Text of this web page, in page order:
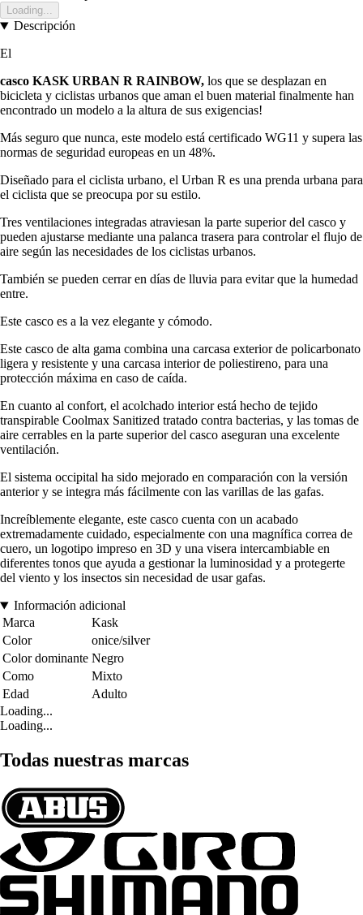
Loading...
Descripción
El
casco KASK URBAN R RAINBOW, los que se desplazan en
bicicleta y ciclistas urbanos que aman el buen material finalmente han
encontrado un modelo a la altura de sus exigencias!
Más seguro que nunca, este modelo está certificado WG11 y supera las
normas de seguridad europeas en un 48%.
Diseñado para el ciclista urbano, el Urban R es una prenda urbana para
el ciclista que se preocupa por su estilo.
Tres ventilaciones integradas atraviesan la parte superior del casco y
pueden ajustarse mediante una palanca trasera para controlar el flujo de
aire según las necesidades de los ciclistas urbanos.
También se pueden cerrar en días de lluvia para evitar que la humedad
entre.
Este casco es a la vez elegante y cómodo.
Este casco de alta gama combina una carcasa exterior de policarbonato
ligera y resistente y una carcasa interior de poliestireno, para una
protección máxima en caso de caída.
En cuanto al confort, el acolchado interior está hecho de tejido
transpirable Coolmax Sanitized tratado contra bacterias, y las tomas de
aire cerrables en la parte superior del casco aseguran una excelente
ventilación.
El sistema occipital ha sido mejorado en comparación con la versión
anterior y se integra más fácilmente con las varillas de las gafas.
Increíblemente elegante, este casco cuenta con un acabado
extremadamente cuidado, especialmente con una magnífica correa de
cuero, un logotipo impreso en 3D y una visera intercambiable en
diferentes tonos que ayuda a gestionar la luminosidad y a protegerte
del viento y los insectos sin necesidad de usar gafas.
Información adicional
Marca
Kask
Color
onice/silver
Color dominante Negro
Como
Mixto
Edad
Adulto
Loading...
Loading...
Todas nuestras marcas